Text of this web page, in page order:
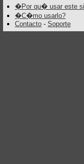
�Por qu� usar este
�C�mo usarlo?
Contacto - Soporte